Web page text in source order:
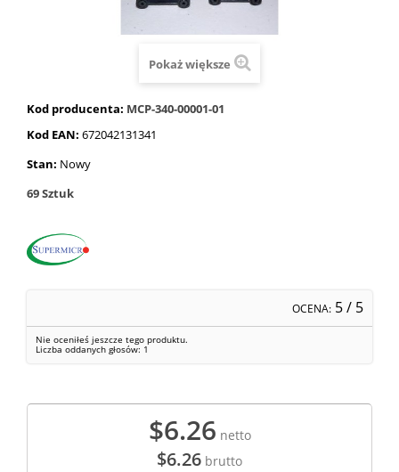
Pokaż większe
Kod producenta: MCP-340-00001-01
Kod EAN: 672042131341
Stan: Nowy
69Sztuk
OCENA: 5/ 5
Nie oceniłeś jeszcze tego produktu.
Liczba oddanych głosów: 1
$6.26 netto
$6.26 brutto